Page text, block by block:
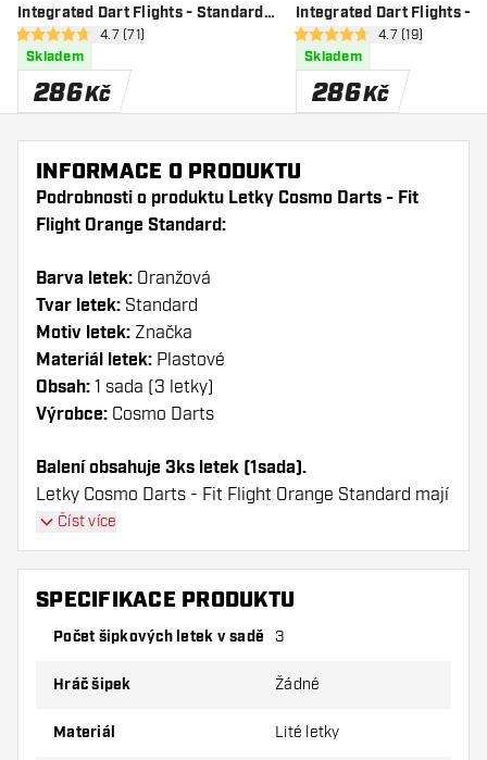
Integrated Dart Flights - Standard
Shape - Clear Black
otevřít panel recenzí
4.7 hodnoticí hvězdičky
4.7 (71)
Skladem
286Kč
Integrated Dart Flights -
Shape - Clear Green
otevřít panel
4.7 hodnoticí hvězdičky
4.7 (19)
Skladem
286Kč
INFORMACE O PRODUKTU
Podrobnosti o produktu Letky Cosmo Darts - Fit
Flight Orange Standard:
Barva letek: Oranžová
Tvar letek: Standard
Motiv letek: Značka
Materiál letek: Plastové
Obsah: 1 sada (3 letky)
Výrobce: Cosmo Darts
Balení obsahuje 3ks letek (1sada).
Letky Cosmo Darts - Fit Flight Orange Standard mají
dlouhou životnost. Tyto letky lze použít pouze s
násadky Cosmo Fit.
Dartshopper tip!
Ujistěte se, že máte po ruce dostatek letky a
násadky. Ty se mohou používáním poškodit
nebo zlomit.
Číst více
SPECIFIKACE PRODUKTU
Počet šipkových letek v sadě 3
Hráč šipek Žádné
Materiál Lité letky